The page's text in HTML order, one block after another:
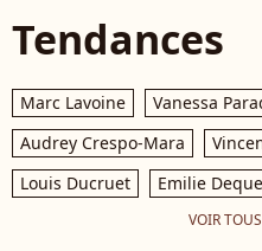
Tendances
Marc Lavoine Vanessa
Audrey Crespo-Mara
Louis Ducruet
Emilie
VOIR